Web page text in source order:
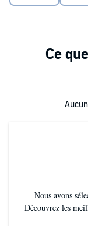
Nous avons
Découvrez les